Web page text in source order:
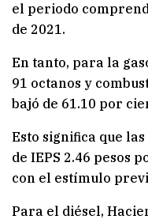
el periodo
de 2021.
En tanto, para la
91 octanos y
bajó de 61.10 por
Esto significa que
de IEPS 2.46 pesos
con el estímulo
Para el diésel,